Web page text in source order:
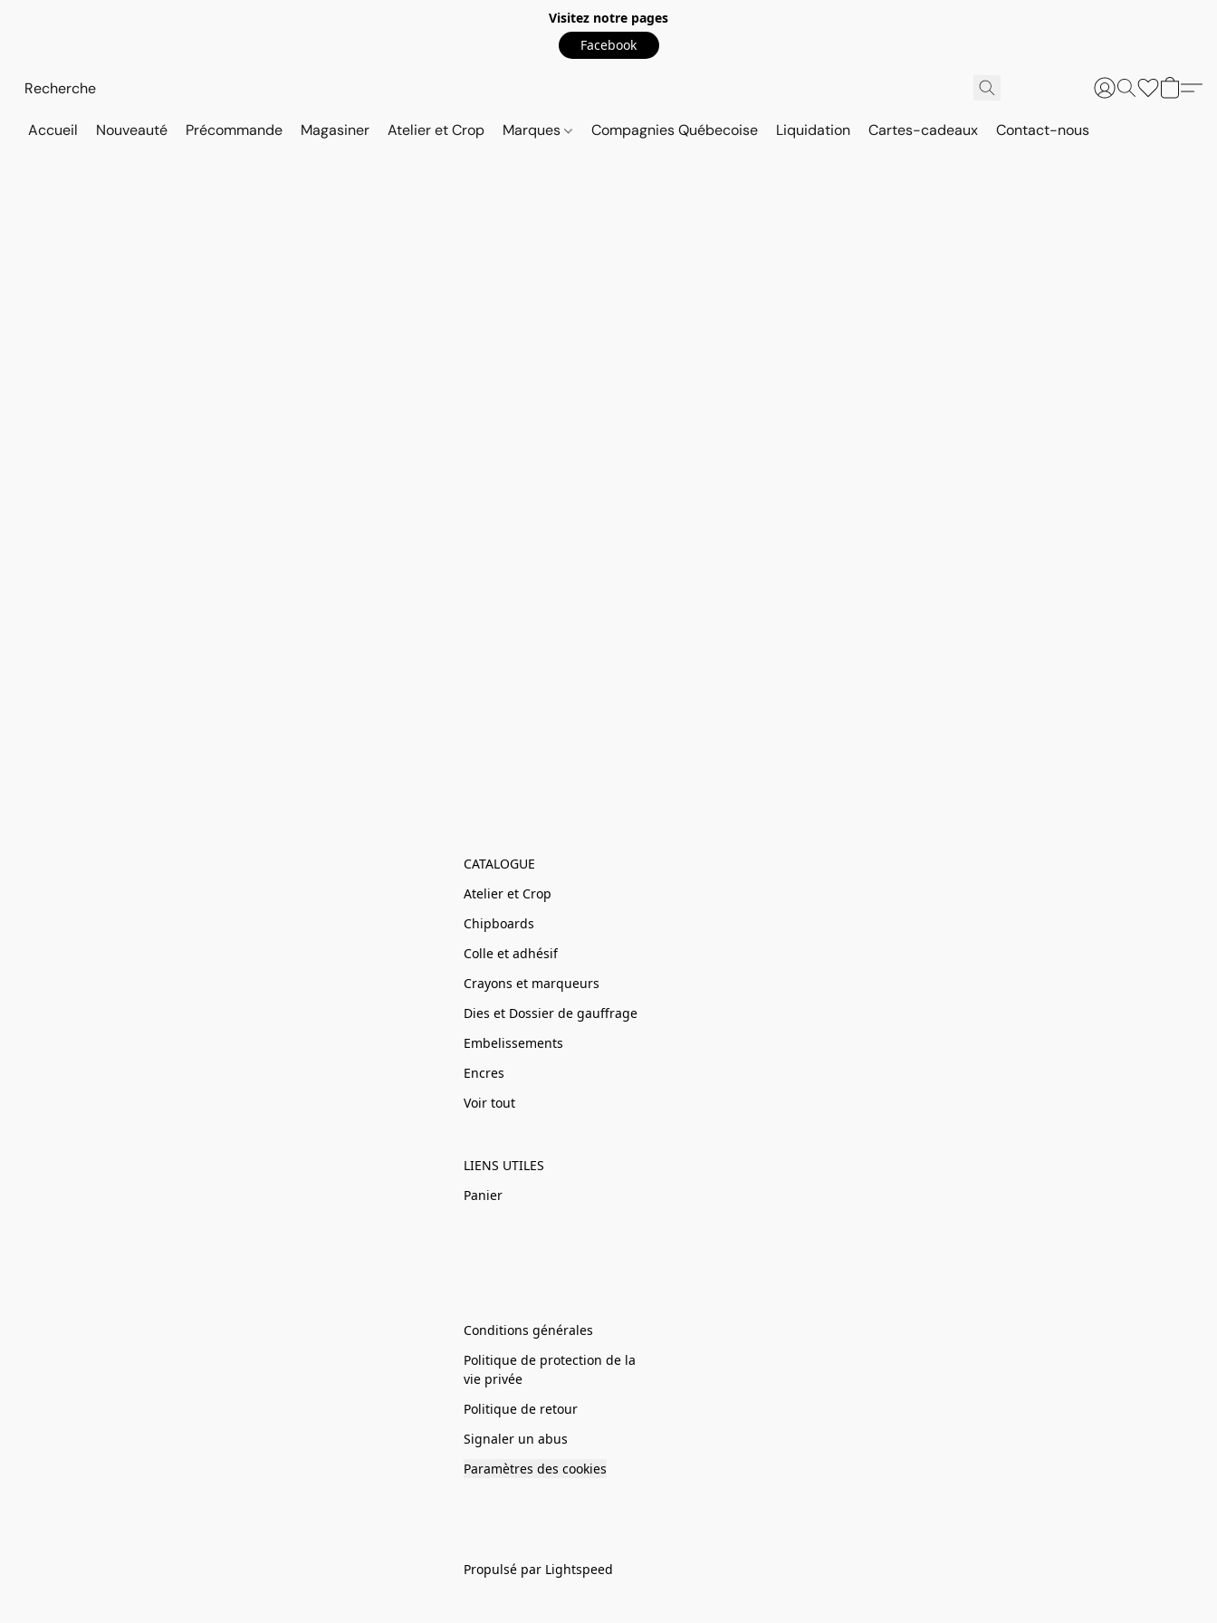
Visitez notre pages
Facebook
Accueil Nouveauté Précommande Magasiner Atelier et Crop Marques Compagnies Québecoise Liquidation Cartes-cadeaux Contact-nous
CATALOGUE
Atelier et Crop
Chipboards
Colle et adhésif
Crayons et marqueurs
Dies et Dossier de gauffrage
Embelissements
Encres
Voir tout
LIENS UTILES
Panier
Conditions générales
Politique de protection de la
vie privée
Politique de retour
Signaler un abus
Paramètres des cookies
Propulsé par Lightspeed